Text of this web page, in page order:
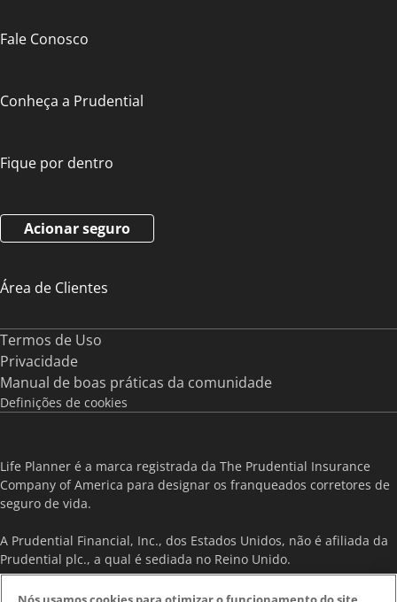
Fale Conosco
Conheça a Prudential
Fique por dentro
Acionar seguro
Área de Clientes
Termos de Uso
Privacidade
Manual de boas práticas da comunidade
Definições de cookies
Life Planner é a marca registrada da The Prudential Insurance
Company of America para designar os franqueados corretores de
seguro de vida.
A Prudential Financial, Inc., dos Estados Unidos, não é afiliada da
Prudential plc., a qual é sediada no Reino Unido.
As informações contidas neste site são destinadas exclusivamente